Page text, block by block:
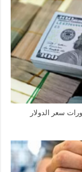
سعر الدولار